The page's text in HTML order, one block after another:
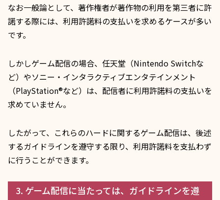
なお一般論として、著作権者が著作物の利用を第三者に許
諾する際には、利用許諾料の支払いを求めるケースが多い
です。
しかしゲーム配信の場合、任天堂（Nintendo Switchな
ど）やソニー・インタラクティブエンタテインメント
（PlayStation®など）は、配信者に利用許諾料の支払いを
求めていません。
したがって、これらのハードに関するゲーム配信は、後述
するガイドラインを遵守する限り、利用許諾料を支払わず
に行うことができます。
3. ゲーム配信に当たっては、ガイドラインを遵